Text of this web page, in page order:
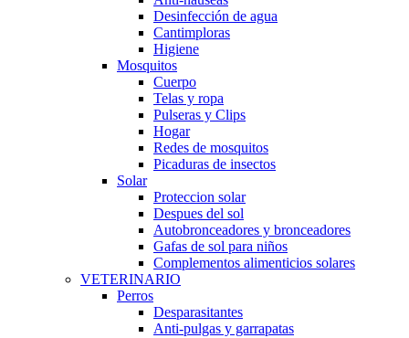
Desinfección de agua
Cantimploras
Higiene
Mosquitos
Cuerpo
Telas y ropa
Pulseras y Clips
Hogar
Redes de mosquitos
Picaduras de insectos
Solar
Proteccion solar
Despues del sol
Autobronceadores y bronceadores
Gafas de sol para niños
Complementos alimenticios solares
VETERINARIO
Perros
Desparasitantes
Anti-pulgas y garrapatas